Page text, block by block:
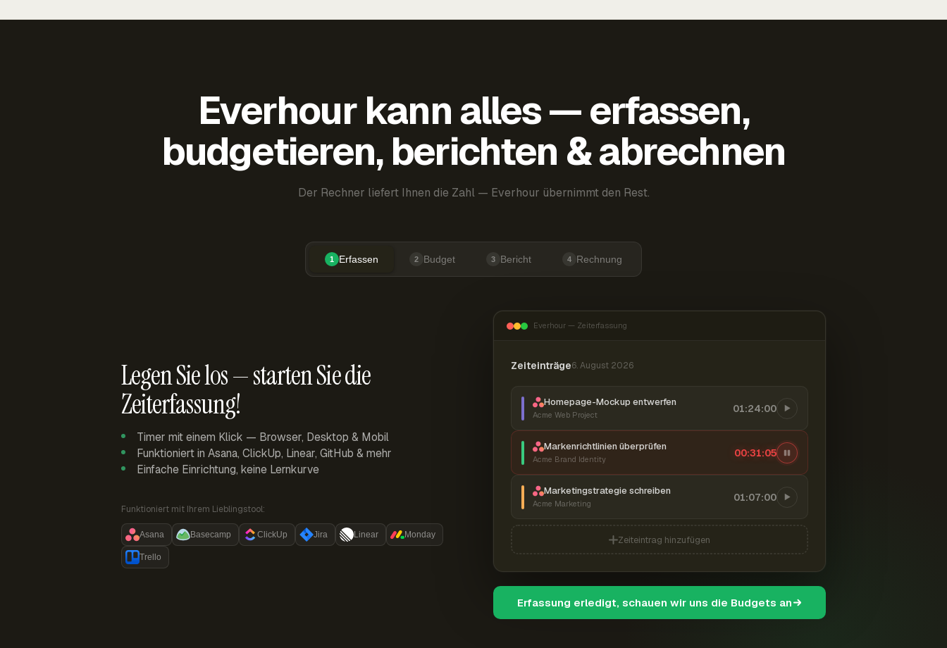
Everhour kann alles — erfassen,
budgetieren, berichten & abrechnen
Der Rechner liefert Ihnen die Zahl — Everhour übernimmt den Rest.
1 Erfassen 2 Budget 3 Bericht 4 Rechnung
Legen Sie los — starten Sie die
Zeiterfassung!
Timer mit einem Klick — Browser, Desktop & Mobil
Funktioniert in Asana, ClickUp, Linear, GitHub & mehr
Einfache Einrichtung, keine Lernkurve
Funktioniert mit Ihrem Lieblingstool:
Asana Basecamp ClickUp Jira Linear Monday
Trello
Everhour — Zeiterfassung
Zeiteinträge6. August 2026
Homepage-Mockup entwerfen
Acme Web Project
01:24:00
Markenrichtlinien überprüfen
Acme Brand Identity
00:31:06
Marketingstrategie schreiben
Acme Marketing
01:07:00
Zeiteintrag hinzufügen
Erfassung erledigt, schauen wir uns die Budgets an